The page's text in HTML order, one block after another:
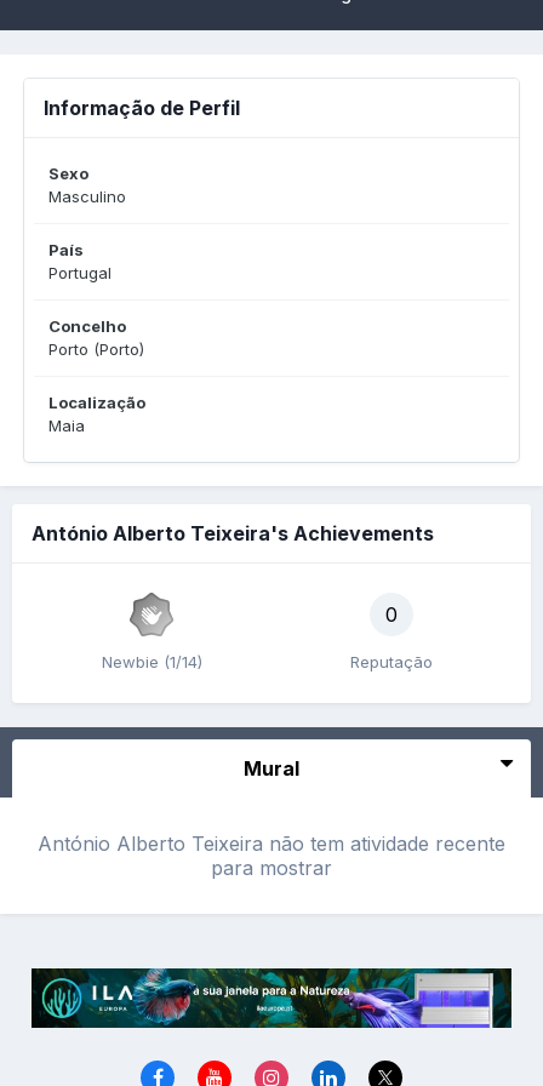
Informação de Perfil
Sexo
Masculino
País
Portugal
Concelho
Porto (Porto)
Localização
Maia
António Alberto Teixeira's Achievements
Newbie (1/14)
0
Reputação
Mural
António Alberto Teixeira não tem atividade recente
para mostrar